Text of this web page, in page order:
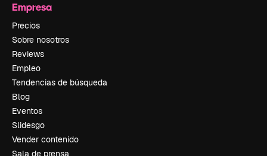
Empresa
Precios
Sobre nosotros
Reviews
Empleo
Tendencias de búsqueda
Blog
Eventos
Slidesgo
Vender contenido
Sala de prensa